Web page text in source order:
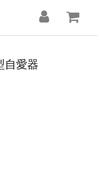
自愛器